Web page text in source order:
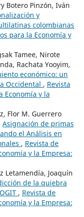
Botero Pinzón, Iván
y
colombianas
para la Economía y
Tamee, Nirote
Rachata Yooyim,
económico: un
Occidental , Revista
Economía y la
Flor M. Guerrero
Asignación de primas
el Análisis en
, Revista de
y la Empresa:
Letamendía, Joaquín
de la quiebra
, Revista de
y la Empresa: